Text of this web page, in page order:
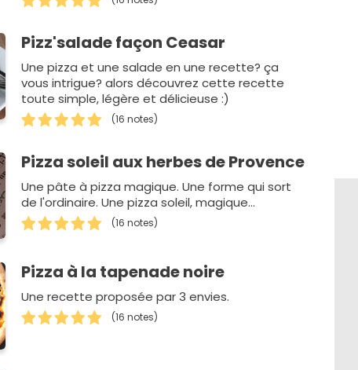
Pizz'salade façon Ceasar
Une pizza et une salade en une recette? ça
vous intrigue? alors découvrez cette recette
toute simple, légère et délicieuse :)
(16 notes)
Pizza soleil aux herbes de Provence
Une pâte à pizza magique. Une forme qui sort
de l'ordinaire. Une pizza soleil, magique...
(16 notes)
Pizza à la tapenade noire
Une recette proposée par 3 envies.
(16 notes)